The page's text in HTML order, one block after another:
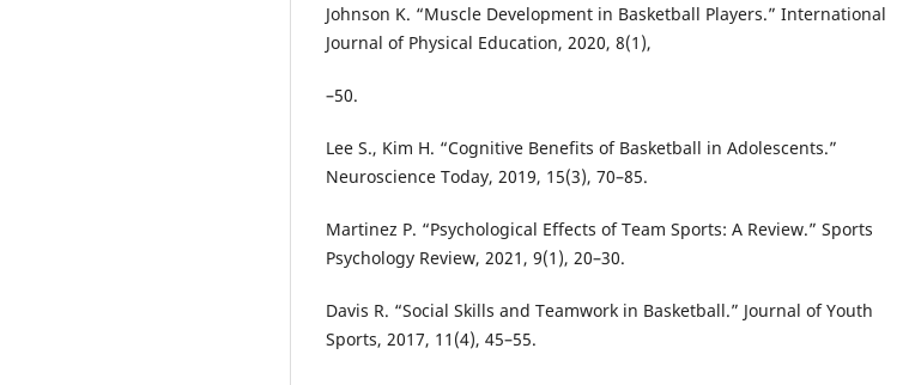
Johnson K. “Muscle Development in Basketball Players.” International
Journal of Physical Education, 2020, 8(1),
–50.
Lee S., Kim H. “Cognitive Benefits of Basketball in Adolescents.”
Neuroscience Today, 2019, 15(3), 70–85.
Martinez P. “Psychological Effects of Team Sports: A Review.” Sports
Psychology Review, 2021, 9(1), 20–30.
Davis R. “Social Skills and Teamwork in Basketball.” Journal of Youth
Sports, 2017, 11(4), 45–55.